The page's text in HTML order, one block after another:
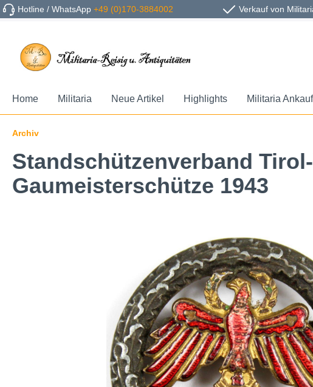
Hotline / WhatsApp+49 (0)170-3884002 Verkauf von
Home Militaria Neue Artikel Highlights Militaria Ankauf
Archiv
Standschützenverband
Gaumeisterschütze 1943